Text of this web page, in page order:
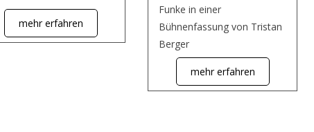
mehr erfahren
Funke in einer
Bühnenfassung von Tristan
Berger
mehr erfahren